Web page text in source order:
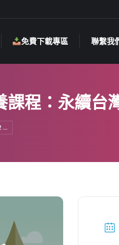
免費下載專區 聯繫我
程：永續台
...